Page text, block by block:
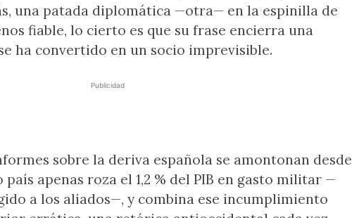
una patada diplomática —otra— en la espinilla de
fiable, lo cierto es que su frase encierra una
ha convertido en un socio imprevisible.
Publicidad
sobre la deriva española se amontonan desde
apenas roza el 1,2 % del PIB en gasto militar —
a los aliados—, y combina ese incumplimiento